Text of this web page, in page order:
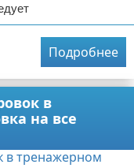
Подробнее
в
на все